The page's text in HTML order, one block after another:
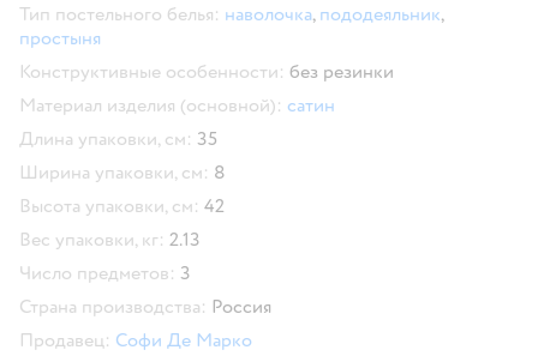
Тип постельного белья: наволочка, пододеяльник,
простыня
Конструктивные особенности: без резинки
Материал изделия (основной): сатин
Длина упаковки, см: 35
Ширина упаковки, см: 8
Высота упаковки, см: 42
Вес упаковки, кг: 2.13
Число предметов: 3
Страна производства: Россия
Продавец: Софи Де Марко